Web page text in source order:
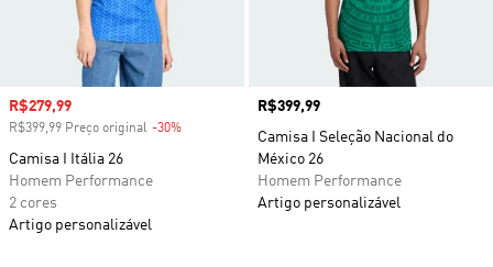
Preço com desconto
R$279,99
R$399,99 Preço original -30%
Camisa I Itália 26
Homem Performance
2 cores
Artigo personalizável
Preço
R$399,99
Camisa I Seleção Nacional do
México 26
Homem Performance
Artigo personalizável